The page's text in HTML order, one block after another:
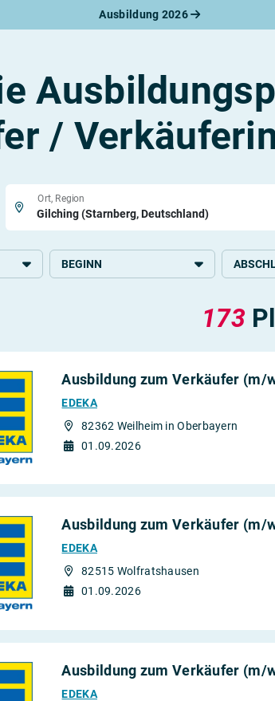
Ausbildung 2026
Check /
Ort, Region
BEGINN
173
Ausbildung zum Verkäufer (m/
EDEKA
82362 Weilheim in Oberbayern
01.09.2026
Ausbildung zum Verkäufer (m/
EDEKA
82515 Wolfratshausen
01.09.2026
Ausbildung zum Verkäufer (m/
EDEKA